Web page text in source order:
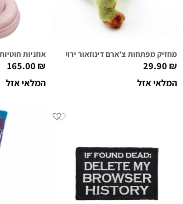
מחזיק מפתחות צ'ארם דינוזאור ירוק
29.90₪
המלאי אזל
אוזניות חוטיות JBL TUNE T500 ורודות
165.00₪
המלאי אזל